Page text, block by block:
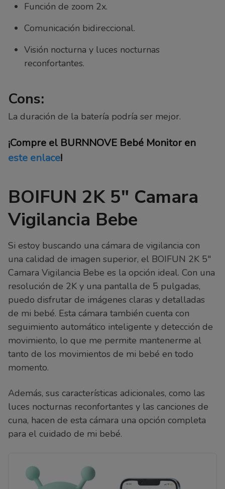
Función de zoom 2x.
Comunicación bidireccional.
Visión nocturna y luces nocturnas
reconfortantes.
Cons:
La duración de la batería podría ser mejor.
¡Compre el BURNNOVE Bebé Monitor en
este enlace!
BOIFUN 2K 5″ Camara
Vigilancia Bebe
Si estoy buscando una cámara de vigilancia con
una calidad de imagen superior, el BOIFUN 2K 5″
Camara Vigilancia Bebe es la opción ideal. Con una
resolución de 2K y una pantalla de 5 pulgadas,
puedo disfrutar de imágenes claras y detalladas
de mi bebé. Esta cámara también cuenta con
seguimiento automático inteligente y detección de
movimiento, lo que me permite mantenerme al
tanto de los movimientos de mi bebé en todo
momento.
Además, sus características adicionales, como las
luces nocturnas reconfortantes y las canciones de
cuna, hacen de esta cámara una opción completa
para el cuidado de mi bebé.